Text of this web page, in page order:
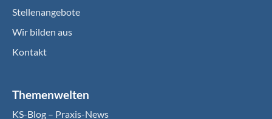
Stellenangebote
Wir bilden aus
Kontakt
Themenwelten
KS-Blog – Praxis-News